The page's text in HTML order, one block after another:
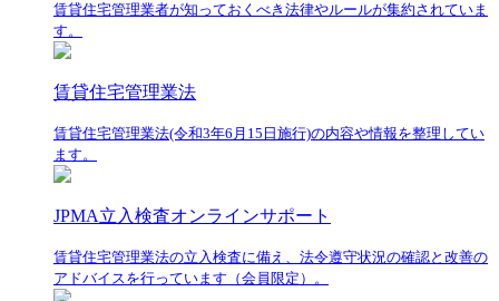
賃貸住宅管理業者が知っておくべき法律やルールが集約されていま
す。
賃貸住宅管理業法
賃貸住宅管理業法(令和3年6月15日施行)の内容や情報を整理してい
ます。
JPMA立入検査オンラインサポート
賃貸住宅管理業法の立入検査に備え、法令遵守状況の確認と改善の
アドバイスを行っています（会員限定）。